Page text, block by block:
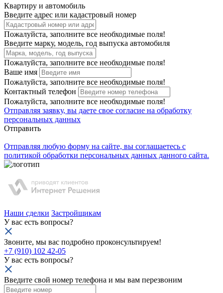
Квартиру и автомобиль
Введите адрес или кадастровый номер
Пожалуйста, заполните все необходимые поля!
Введите марку, модель, год выпуска автомобиля
Пожалуйста, заполните все необходимые поля!
Ваше имя
Пожалуйста, заполните все необходимые поля!
Контактный телефон
Пожалуйста, заполните все необходимые поля!
Отправляя заявку, вы даете свое согласие на обработку
персональных данных
Отправить
Отправляя любую форму на сайте, вы соглашаетесь с
политикой обработки персональных данных данного сайта.
Наши сделки Застройщикам
У вас есть вопросы?
Звоните, мы вас подробно проконсультируем!
+7 (910) 102 42-05
У вас есть вопросы?
Введите свой номер телефона и мы вам перезвоним